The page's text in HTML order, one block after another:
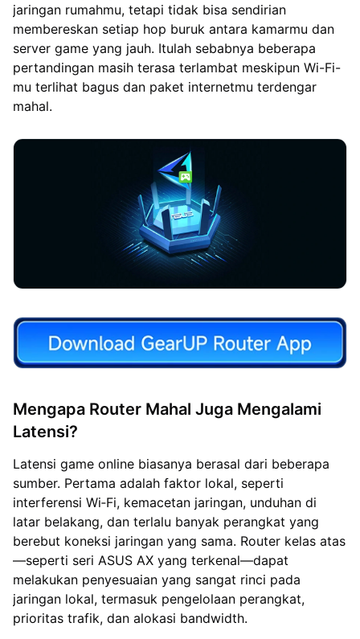
jaringan rumahmu, tetapi tidak bisa sendirian
membereskan setiap hop buruk antara kamarmu dan
server game yang jauh. Itulah sebabnya beberapa
pertandingan masih terasa terlambat meskipun Wi-Fi-
mu terlihat bagus dan paket internetmu terdengar
mahal.
Mengapa Router Mahal Juga Mengalami
Latensi?
Latensi game online biasanya berasal dari beberapa
sumber. Pertama adalah faktor lokal, seperti
interferensi Wi‑Fi, kemacetan jaringan, unduhan di
latar belakang, dan terlalu banyak perangkat yang
berebut koneksi jaringan yang sama. Router kelas atas
—seperti seri ASUS AX yang terkenal—dapat
melakukan penyesuaian yang sangat rinci pada
jaringan lokal, termasuk pengelolaan perangkat,
prioritas trafik, dan alokasi bandwidth.